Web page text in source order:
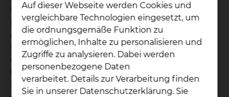
Verklebungen zu vermeiden. Der Aufenthalt in der
Klinik dauert in der Regel 7-10 Tage. Es schließt
sich dann eine ambulante oder stationäre
Rehabilitation an. Im weiteren Verlauf werden
durch den ambulant tätigen Orthopäden bzw.
Chirurgen regelmäßige
Nachsorgeuntersuchungen durchgeführt. Sie
Auf dieser Webseite werden Cookies und
vergleichbare Technologien eingesetzt, um
die ordnungsgemäße Funktion zu
ermöglichen, Inhalte zu personalisieren und
Zugriffe zu analysieren. Dabei werden
personenbezogene Daten
verarbeitet. Details zur Verarbeitung finden
Sie in unserer Datenschutzerklärung. Sie